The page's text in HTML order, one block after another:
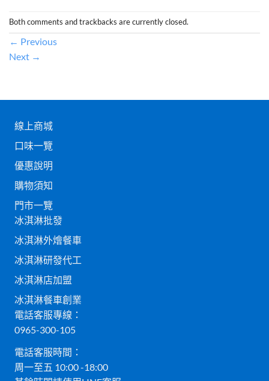
Both comments and trackbacks are currently closed.
← Previous
Next →
線上商城
口味一覽
優惠說明
購物須知
門市一覽
冰淇淋批發
冰淇淋外燴餐車
冰淇淋研發代工
冰淇淋店加盟
冰淇淋餐車創業
電話客服專線：
0965-300-105
電話客服時間：
周一至五 10:00 -18:00